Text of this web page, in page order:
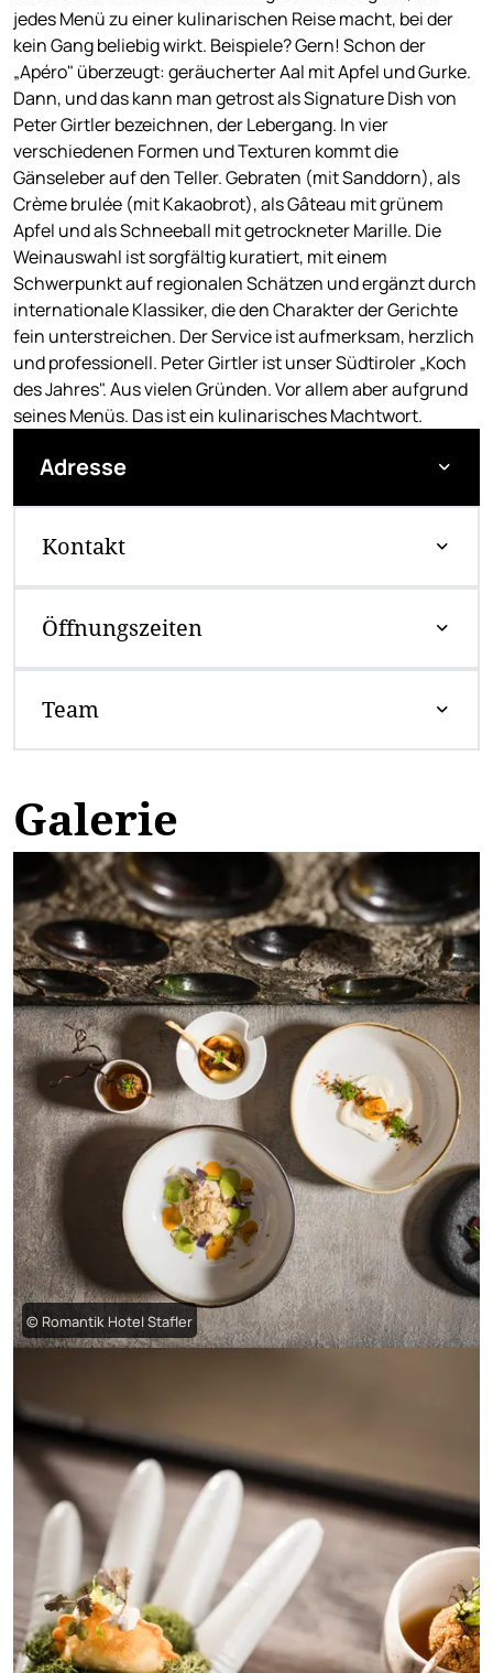
jedes Menü zu einer kulinarischen Reise macht, bei der
kein Gang beliebig wirkt. Beispiele? Gern! Schon der
„Apéro" überzeugt: geräucherter Aal mit Apfel und Gurke.
Dann, und das kann man getrost als Signature Dish von
Peter Girtler bezeichnen, der Lebergang. In vier
verschiedenen Formen und Texturen kommt die
Gänseleber auf den Teller. Gebraten (mit Sanddorn), als
Crème brulée (mit Kakaobrot), als Gâteau mit grünem
Apfel und als Schneeball mit getrockneter Marille. Die
Weinauswahl ist sorgfältig kuratiert, mit einem
Schwerpunkt auf regionalen Schätzen und ergänzt durch
internationale Klassiker, die den Charakter der Gerichte
fein unterstreichen. Der Service ist aufmerksam, herzlich
und professionell. Peter Girtler ist unser Südtiroler „Koch
des Jahres". Aus vielen Gründen. Vor allem aber aufgrund
seines Menüs. Das ist ein kulinarisches Machtwort.
Adresse
Kontakt
Öffnungszeiten
Team
Galerie
© Romantik Hotel Stafler